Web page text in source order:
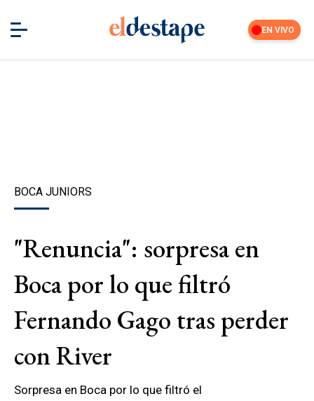
EN VIVO
BOCA JUNIORS
"Renuncia": sorpresa en
Boca por lo que filtró
Fernando Gago tras perder
con River
Sorpresa en Boca por lo que filtró el